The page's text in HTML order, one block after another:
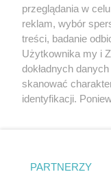
Nie zapomnij
zapoznać się z:
polityką
Twojemiasto
Piekary Śląskie
Chorzów
Tarnowskie Góry
Gliwice
przeglądania w
reklam, wybór
treści, badanie
Użytkownika my i
dokładnych
skanować
identyfikacji.
prywatności
. Niektóre
PARTNERZY